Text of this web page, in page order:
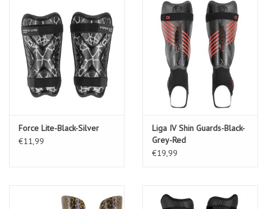
Force Lite-Black-Silver
€11,99
Liga IV Shin Guards-Black-
Grey-Red
€19,99